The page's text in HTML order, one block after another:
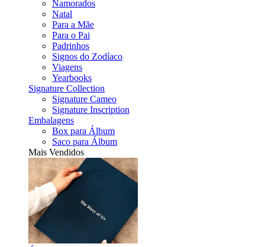
Namorados
Natal
Para a Mãe
Para o Pai
Padrinhos
Signos do Zodíaco
Viagens
Yearbooks
Signature Collection
Signature Cameo
Signature Inscription
Embalagens
Box para Álbum
Saco para Álbum
Mais Vendidos